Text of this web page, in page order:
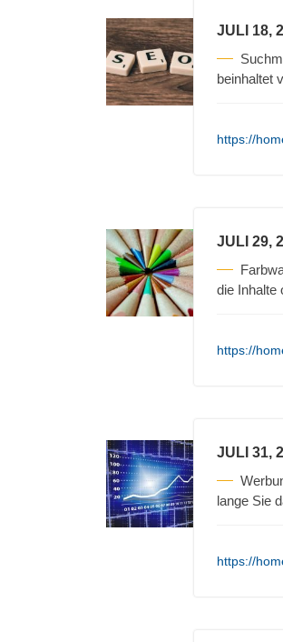
JULI 18,
beinhaltet
https://
JULI 29,
die Inhalte
https://
JULI 31,
lange Sie
https://